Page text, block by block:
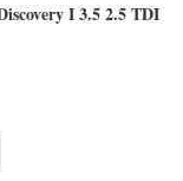
I 3.5 2.5 TDI